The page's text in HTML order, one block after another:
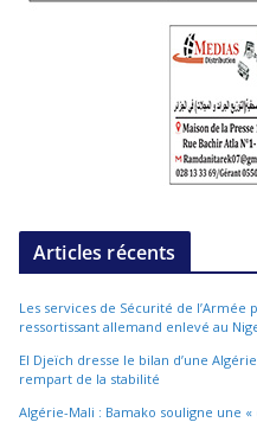
Articles récents
Les services de Sécurité de l’Armée
ressortissant allemand enlevé au
El Djeïch dresse le bilan d’une
rempart de la stabilité
Algérie-Mali : Bamako souligne une